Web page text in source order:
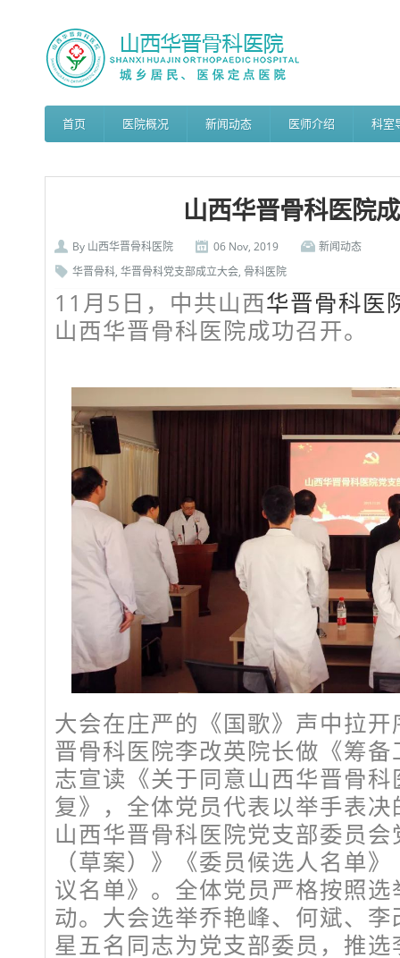
首页 医院概况 新闻动态 医师介绍 科室
山西华晋骨科医院
By 山西华晋骨科医院 06 Nov, 2019
新闻动态
华晋骨科, 华晋骨科党支部成立大会, 骨科医院
11月5日，中共山西华晋骨科医
山西华晋骨科医院成功召开。
大会在庄严的《国歌》声中拉
晋骨科医院李改英院长做《筹
志宣读《关于同意山西华晋骨
复》，全体党员代表以举手表
山西华晋骨科医院党支部委员
（草案）》《委员候选人名单
议名单》。全体党员严格按照
动。大会选举乔艳峰、何斌、
星五名同志为党支部委员，推